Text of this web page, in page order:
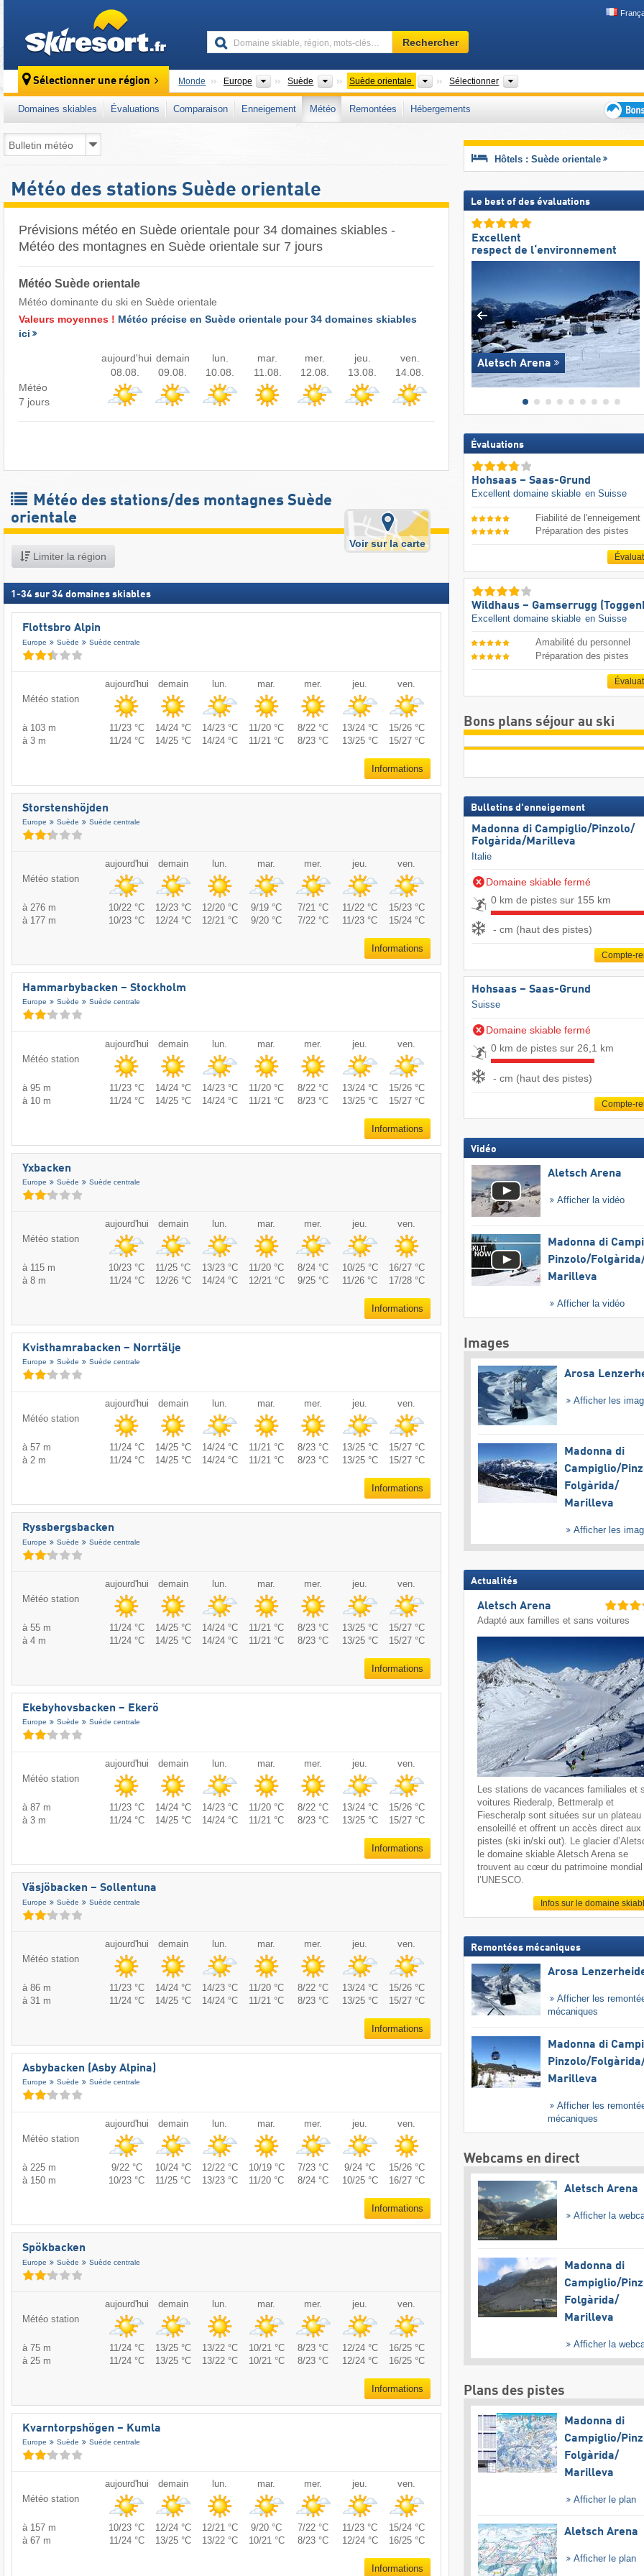
Domaine
skiable,
mots-
clés…
Rechercher
Sélectionner une région Monde Europe Continents
Suède PaysSuède orientale Zones régionales
Sélectionner
Domaines skiables Évaluations Comparaison Enneigement Météo Remontées
Hébergements
plans
séjour
Météo des stations Suède orientale
Prévisions météo en Suède orientale pour 34 domaines skiables -
Météo des montagnes en Suède orientale sur 7 jours
Météo Suède orientale
Météo dominante du ski en Suède orientale ​
Valeurs moyennes ! Météo précise en Suède orientale pour 34 domaines skiables
ici
aujourd'hui
08.08.
demain
09.08.
lun.
10.08.
mar.
11.08.
mer.
12.08.
jeu.
13.08.
ven.
14.08.
Météo
7 jours
Météo des stations/des montagnes Suède
orientale
Limiter la région
Voir sur la carte
1 -34 sur34 domaines skiables
Flottsbro Alpin
Europe Suède Suède centrale
Météo station
aujourd'hui demain lun. mar. mer. jeu. ven.
à 103 m 11/23 °C 14/24 °C 14/23 °C 11/20 °C 8/22 °C 13/24 °C
15/26 °C
à 3 m
11/24 °C 14/25 °C 14/24 °C 11/21 °C 8/23 °C 13/25 °C 15/27 °C
Informations
Storstenshöjden
Europe Suède Suède centrale
Météo station
aujourd'hui demain lun. mar. mer. jeu. ven.
à 276 m 10/22 °C 12/23 °C 12/20 °C 9/19 °C 7/21 °C 11/22 °C
15/23 °C
à 177 m
10/23 °C 12/24 °C 12/21 °C 9/20 °C 7/22 °C 11/23 °C 15/24 °C
Informations
Hammarbybacken – Stockholm
Europe Suède Suède centrale
Météo station
aujourd'hui demain lun. mar. mer. jeu. ven.
à 95 m 11/23 °C 14/24 °C 14/23 °C 11/20 °C 8/22 °C 13/24 °C
15/26 °C
à 10 m
11/24 °C 14/25 °C 14/24 °C 11/21 °C 8/23 °C 13/25 °C 15/27 °C
Informations
Yxbacken
Europe Suède Suède centrale
Météo station
aujourd'hui demain lun. mar. mer. jeu. ven.
à 115 m 10/23 °C 11/25 °C 13/23 °C 11/20 °C 8/24 °C 10/25 °C
16/27 °C
à 8 m
11/24 °C 12/26 °C 14/24 °C 12/21 °C 9/25 °C 11/26 °C 17/28 °C
Informations
Kvisthamrabacken – Norrtälje
Europe Suède Suède centrale
Météo station
aujourd'hui demain lun. mar. mer. jeu. ven.
à 57 m 11/24 °C 14/25 °C 14/24 °C 11/21 °C 8/23 °C 13/25 °C
15/27 °C
à 2 m
11/24 °C 14/25 °C 14/24 °C 11/21 °C 8/23 °C 13/25 °C 15/27 °C
Informations
Ryssbergsbacken
Europe Suède Suède centrale
Météo station
aujourd'hui demain lun. mar. mer. jeu. ven.
à 55 m 11/24 °C 14/25 °C 14/24 °C 11/21 °C 8/23 °C 13/25 °C
15/27 °C
à 4 m
11/24 °C 14/25 °C 14/24 °C 11/21 °C 8/23 °C 13/25 °C 15/27 °C
Informations
Ekebyhovsbacken – Ekerö
Europe Suède Suède centrale
Météo station
aujourd'hui demain lun. mar. mer. jeu. ven.
à 87 m 11/23 °C 14/24 °C 14/23 °C 11/20 °C 8/22 °C 13/24 °C
15/26 °C
à 3 m
11/24 °C 14/25 °C 14/24 °C 11/21 °C 8/23 °C 13/25 °C 15/27 °C
Informations
Väsjöbacken – Sollentuna
Europe Suède Suède centrale
Météo station
aujourd'hui demain lun. mar. mer. jeu. ven.
à 86 m 11/23 °C 14/24 °C 14/23 °C 11/20 °C 8/22 °C 13/24 °C
15/26 °C
à 31 m
11/24 °C 14/25 °C 14/24 °C 11/21 °C 8/23 °C 13/25 °C 15/27 °C
Informations
Asbybacken (Asby Alpina)
Europe Suède Suède centrale
Météo station
aujourd'hui demain lun. mar. mer. jeu. ven.
à 225 m 9/22 °C 10/24 °C 12/22 °C 10/19 °C 7/23 °C 9/24 °C
15/26 °C
à 150 m
10/23 °C 11/25 °C 13/23 °C 11/20 °C 8/24 °C 10/25 °C 16/27 °C
Informations
Spökbacken
Europe Suède Suède centrale
Météo station
aujourd'hui demain lun. mar. mer. jeu. ven.
à 75 m 11/24 °C 13/25 °C 13/22 °C 10/21 °C 8/23 °C 12/24 °C
16/25 °C
à 25 m
11/24 °C 13/25 °C 13/22 °C 10/21 °C 8/23 °C 12/24 °C 16/25 °C
Informations
Kvarntorpshögen – Kumla
Europe Suède Suède centrale
Météo station
aujourd'hui demain lun. mar. mer. jeu. ven.
à 157 m 10/23 °C 12/24 °C 12/21 °C 9/20 °C 7/22 °C 11/23 °C
15/24 °C
à 67 m
11/24 °C 13/25 °C 13/22 °C 10/21 °C 8/23 °C 12/24 °C 16/25 °C
Informations
Hôtels : Suède orientale
Le best of des évaluations
Excellent
respect de l‘environnement
Aletsch Arena
Évaluations
Hohsaas – Saas-Grund
Excellent domaine skiable en Suisse
Fiabilité de l'enneigement
Préparation des pistes
Wildhaus – Gamserrugg
Excellent domaine skiable en Suisse
Amabilité du personnel
Préparation des pistes
Bons plans séjour au ski
Bulletins d'enneigement
Madonna di Campiglio/​Pinzolo/​
Folgàrida/​Marilleva
Italie
Domaine skiable fermé
0 km de pistes sur 155 km
- cm (haut des pistes)
Compte-
Hohsaas – Saas-Grund
Suisse
Domaine skiable fermé
0 km de pistes sur 26,1 km
- cm (haut des pistes)
Compte-
Vidéo
Aletsch Arena
Afficher la vidéo
Madonna di
Pinzolo/​
Marilleva
Afficher la vidéo
Images
Arosa
Afficher les
Madonna di
Campiglio/​
Folgàrida/​
Marilleva
Afficher les
Actualités
Aletsch Arena
Adapté aux familles et sans voitures
Les stations de vacances familiales et
voitures Riederalp, Bettmeralp et
Fiescheralp sont situées sur un plateau
ensoleillé et offrent un accès direct aux
pistes (ski in/ski out). Le glacier
le domaine skiable Aletsch Arena se
trouvent au cœur du patrimoine
l’UNESCO.
Infos sur le domaine
Remontées mécaniques
Arosa
Afficher les
mécaniques
Madonna di
Pinzolo/​
Marilleva
Afficher les
mécaniques
Webcams en direct
Aletsch Arena
Afficher la
Madonna di
Campiglio/​
Folgàrida/​
Marilleva
Afficher la
Plans des pistes
Madonna di
Campiglio/​
Folgàrida/​
Marilleva
Afficher le plan
Aletsch Arena
Afficher le plan